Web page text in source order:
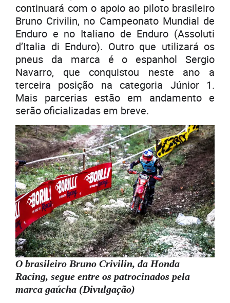
continuará com o apoio ao piloto brasileiro
Bruno Crivilin, no Campeonato Mundial de
Enduro e no Italiano de Enduro (Assoluti
d’Italia di Enduro). Outro que utilizará os
pneus da marca é o espanhol Sergio
Navarro, que conquistou neste ano a
terceira posição na categoria Júnior 1.
Mais parcerias estão em andamento e
serão oficializadas em breve.
O brasileiro Bruno Crivilin, da Honda
Racing, segue entre os patrocinados pela
marca gaúcha (Divulgação)